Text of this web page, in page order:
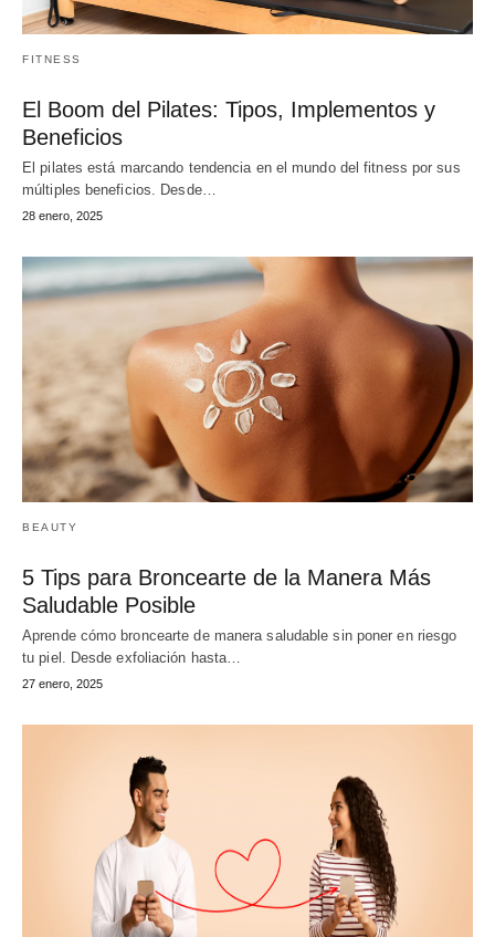
FITNESS
El Boom del Pilates: Tipos, Implementos y
Beneficios
El pilates está marcando tendencia en el mundo del fitness por sus
múltiples beneficios. Desde…
28 enero, 2025
BEAUTY
5 Tips para Broncearte de la Manera Más
Saludable Posible
Aprende cómo broncearte de manera saludable sin poner en riesgo
tu piel. Desde exfoliación hasta…
27 enero, 2025